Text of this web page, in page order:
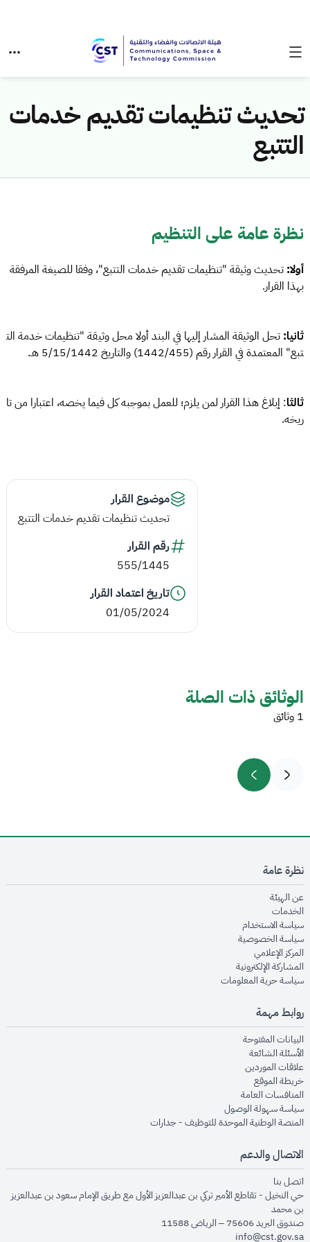
تحديث تنظيمات تقديم خدمات
التتبع
نظرة عامة على التنظيم
أولا: تحديث وثيقة "تنظيمات تقديم خدمات التتبع"، وفقا للصيغة المرفقة
بهذا القرار.
ثانيا:تحل الوثيقة المشار إليها في البند أولا محل وثيقة "تنظيمات خدمة الت
تبع" المعتمدة في القرار رقم (1442/455) والتاريخ 5/15/1442 هـ.
ثالثا: إبلاغ هذا القرار لمن يلزم؛ للعمل بموجبه كل فيما يخصه، اعتبارا من تا
ريخه.
موضوع القرار
تحديث تنظيمات تقديم خدمات التتبع
رقم القرار
555/1445
تاريخ اعتماد القرار
01/05/2024
الوثائق ذات الصلة
1 وثائق
نظرة عامة
عن الهيئةopens in new window
الخدماتopens in new window
سياسة الاستخدام
سياسة الخصوصيةopens in new window
المركز الإعلاميopens in new window
المشاركة الإلكترونيةopens in new window
سياسة حرية المعلوماتopens in new window
روابط مهمة
البيانات المفتوحةopens in new window
الأسئلة الشائعةopens in new window
علاقات الموردينopens in new window
خريطة الموقعopens in new window
المنافسات العامةopens in new window
سياسة سهولة الوصولopens in new window
المنصة الوطنية الموحدة للتوظيف - جداراتopens in new window
الاتصال والدعم
اتصل بنا
حي النخيل - تقاطع الأمير تركي بن عبدالعزيز الأول مع طريق الإمام سعود بن عبدالعزيز
بن محمد
صندوق البريد 75606 – الرياض 11588
info@cst.gov.sa